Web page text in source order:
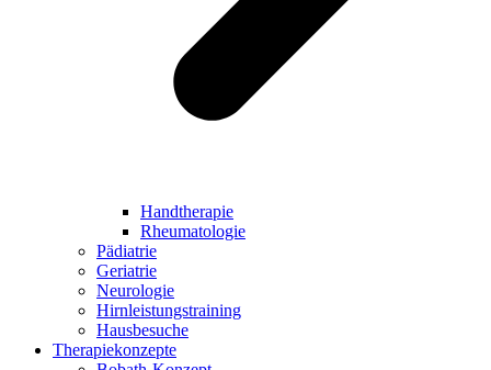
Handtherapie
Rheumatologie
Pädiatrie
Geriatrie
Neurologie
Hirnleistungstraining
Hausbesuche
Therapiekonzepte